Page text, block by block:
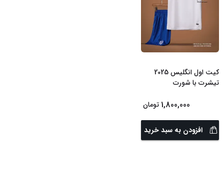
کیت اول انگلیس 2025
تیشرت با شورت
1,800,000 تومان
افزودن به سبد خرید